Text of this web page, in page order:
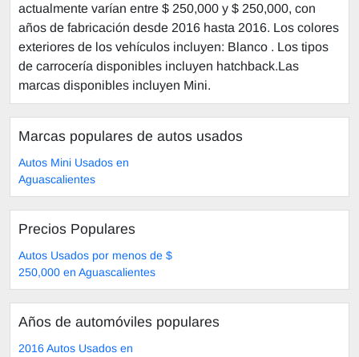
actualmente varían entre $ 250,000 y $ 250,000, con
años de fabricación desde 2016 hasta 2016. Los colores
exteriores de los vehículos incluyen: Blanco . Los tipos
de carrocería disponibles incluyen hatchback.Las
marcas disponibles incluyen Mini.
Marcas populares de autos usados
Autos Mini Usados en
Aguascalientes
Precios Populares
Autos Usados por menos de $
250,000 en Aguascalientes
Años de automóviles populares
2016 Autos Usados en